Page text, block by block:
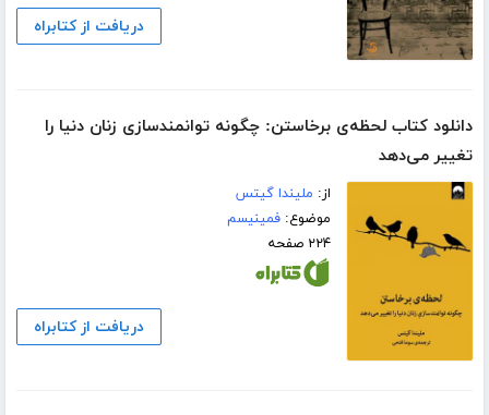
دریافت از کتابراه
دانلود کتاب لحظه‌ی برخاستن: چگونه توانمندسازی زنان دنیا را
تغییر می‌دهد
از: ملیندا گیتس
موضوع:فمینیسم
۲۲۴ صفحه
دریافت از کتابراه